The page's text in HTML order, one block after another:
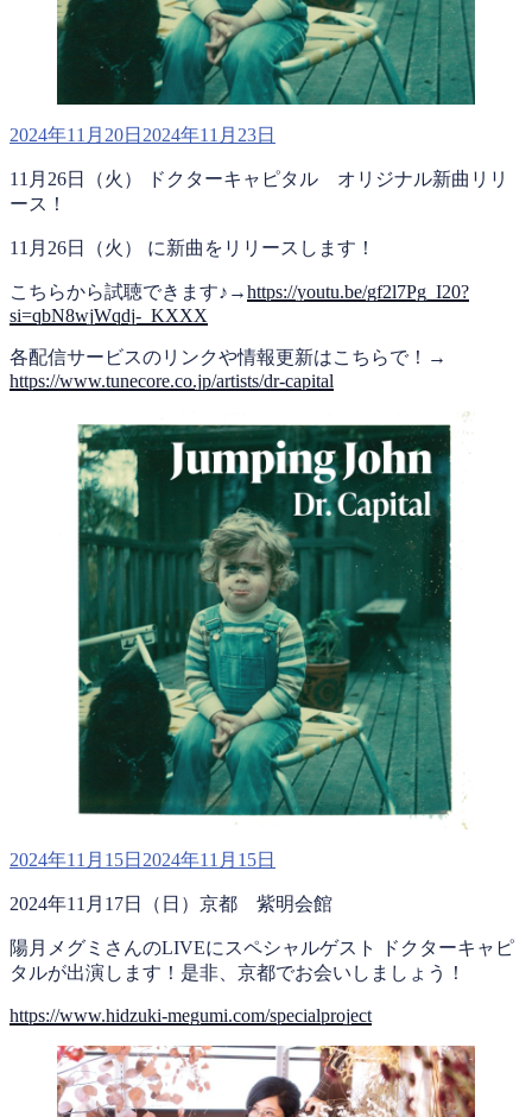
投
日:
2024年11月20日 2024年11月23日
11月26日（火） ドクターキャピタル オリジナル新曲リリ
ース！
11月26日（火） に新曲をリリースします！
こちらから試聴できます♪→https://youtu.be/gf2l7Pg_I20?
si=qbN8wjWqdj-_KXXX
各配信サービスのリンクや情報更新はこちらで！→
https://www.tunecore.co.jp/artists/dr-capital
投
日:
2024年11月15日 2024年11月15日
2024年11月17日（日）京都 紫明会館
陽月メグミさんのLIVEにスペシャルゲスト ドクターキャピ
タルが出演します！是非、京都でお会いしましょう！
https://www.hidzuki-megumi.com/specialproject